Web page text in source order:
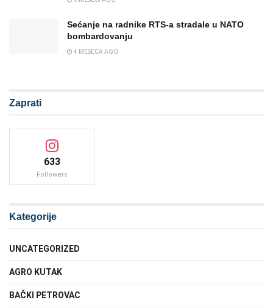
Sećanje na radnike RTS-a stradale u NATO
bombardovanju
4 MESECA AGO
Zaprati
633
Followers
Kategorije
UNCATEGORIZED
AGRO KUTAK
BAČKI PETROVAC